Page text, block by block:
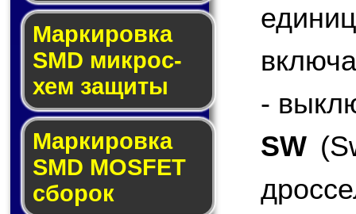
Мар­ки­ров­ка
SMD мик­рос­
хем защиты
Мар­ки­ров­ка
SMD MOSFET
сбо­рок
-
SW